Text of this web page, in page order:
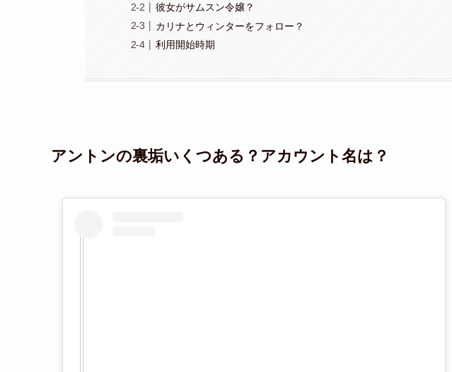
彼女がサムスン令嬢？
カリナとウィンターをフォロー？
利用開始時期
アントンの裏垢いくつある？アカウント名は？